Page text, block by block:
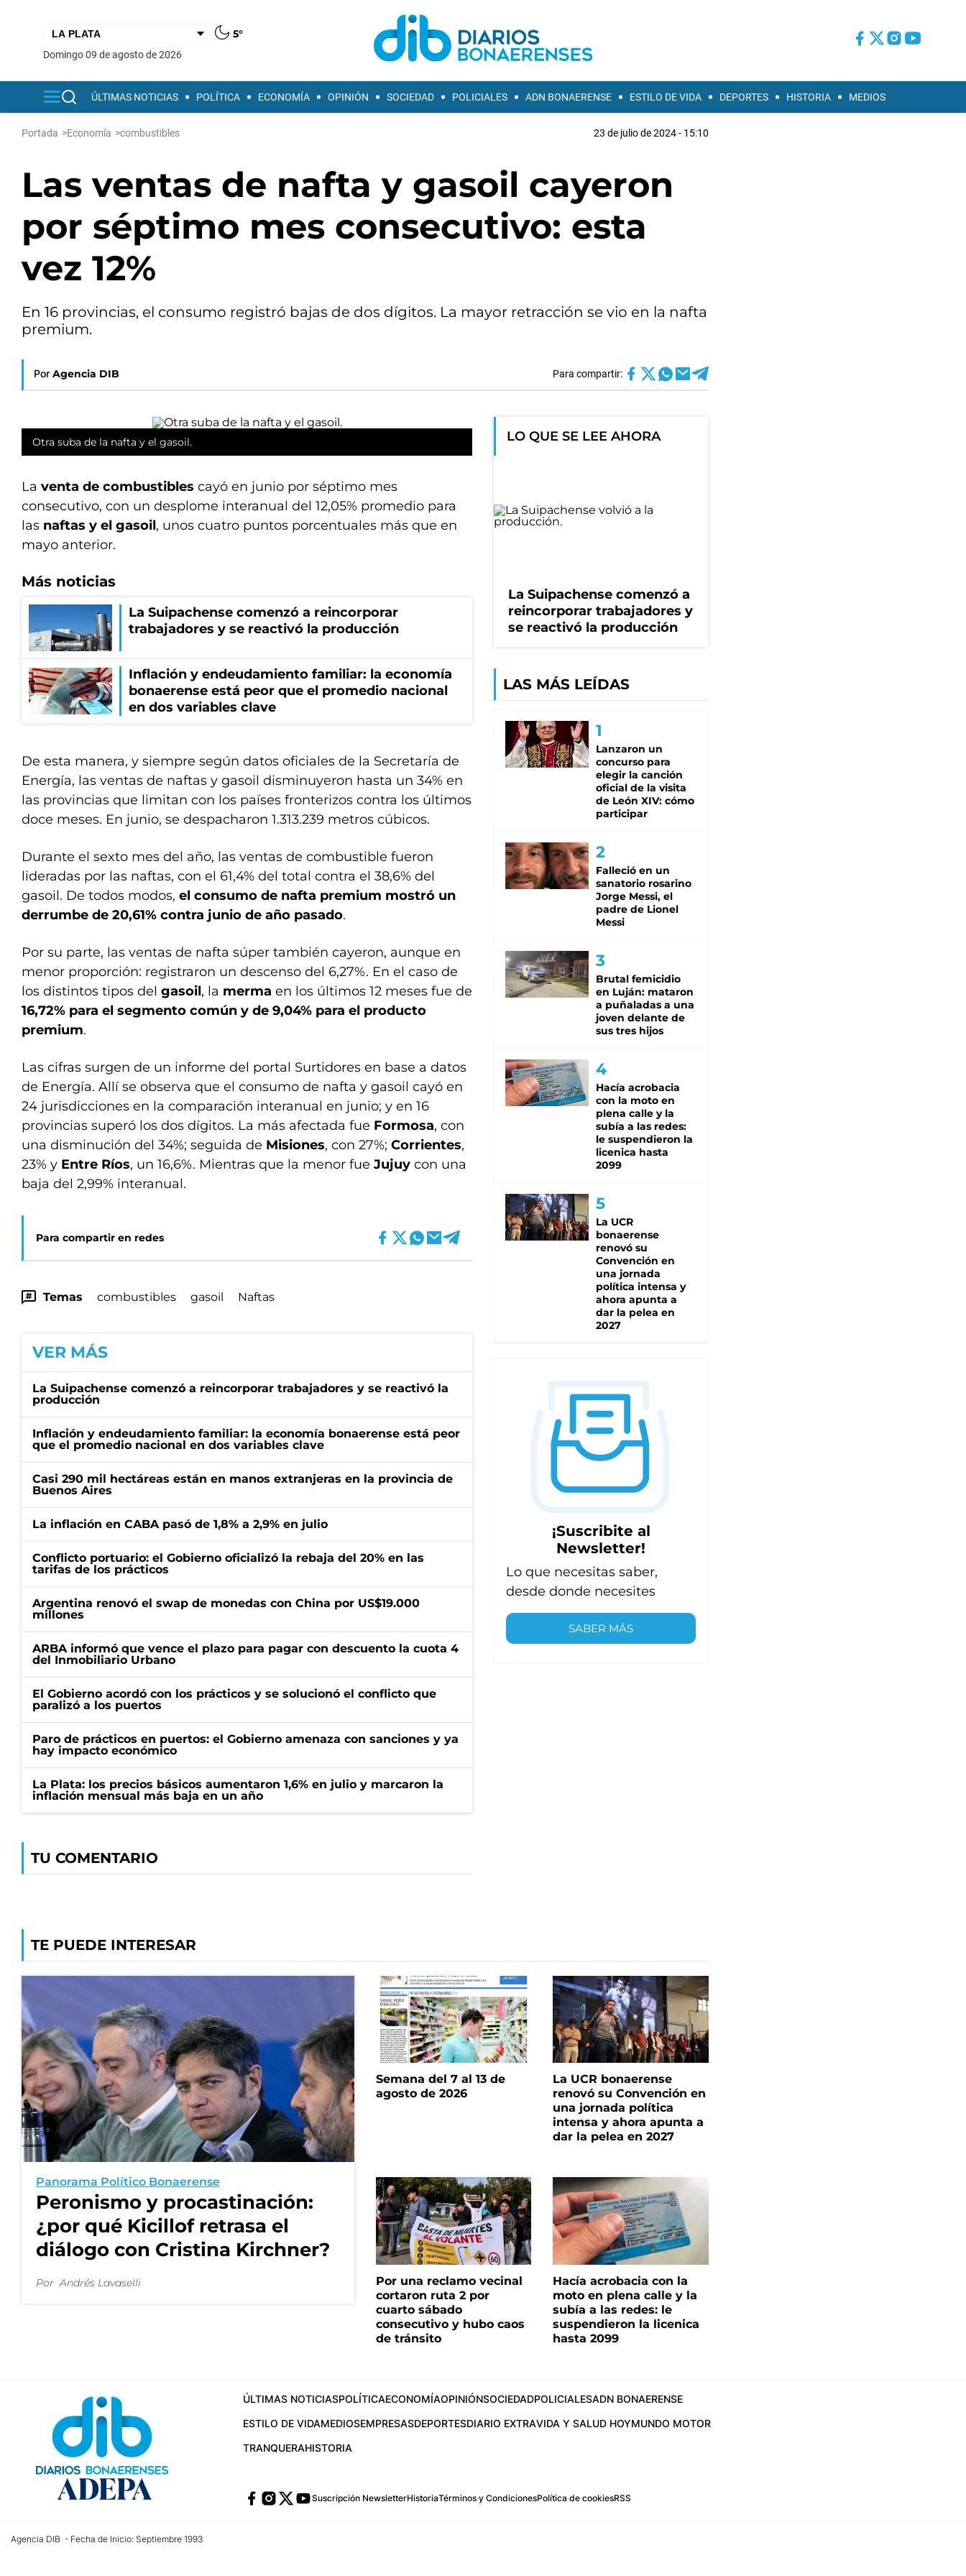
5°
domingo 09 de agosto de 2026
ÚLTIMAS NOTICIAS POLÍTICA ECONOMÍA OPINIÓN SOCIEDAD POLICIALES ADN BONAERENSE ESTILO DE VIDA DEPORTES HISTORIA MEDIOS
Portada >Economía >combustibles 23 de julio de 2024 - 15:10
Las ventas de nafta y gasoil cayeron
por séptimo mes consecutivo: esta
vez 12%
En 16 provincias, el consumo registró bajas de dos dígitos. La mayor retracción se vio en la nafta
premium.
Por Agencia DIB Para compartir:
Otra suba de la nafta y el gasoil.
La venta de combustibles cayó en junio por séptimo mes
consecutivo, con un desplome interanual del 12,05% promedio para
las naftas y el gasoil, unos cuatro puntos porcentuales más que en
mayo anterior.
Más noticias
La Suipachense comenzó a reincorporar
trabajadores y se reactivó la producción
Inflación y endeudamiento familiar: la economía
bonaerense está peor que el promedio nacional
en dos variables clave
De esta manera, y siempre según datos oficiales de la Secretaría de
Energía, las ventas de naftas y gasoil disminuyeron hasta un 34% en
las provincias que limitan con los países fronterizos contra los últimos
doce meses. En junio, se despacharon 1.313.239 metros cúbicos.
Durante el sexto mes del año, las ventas de combustible fueron
lideradas por las naftas, con el 61,4% del total contra el 38,6% del
gasoil. De todos modos, el consumo de nafta premium mostró un
derrumbe de 20,61% contra junio de año pasado.
Por su parte, las ventas de nafta súper también cayeron, aunque en
menor proporción: registraron un descenso del 6,27%. En el caso de
los distintos tipos del gasoil, la merma en los últimos 12 meses fue de
16,72% para el segmento común y de 9,04% para el producto
premium.
Las cifras surgen de un informe del portal Surtidores en base a datos
de Energía. Allí se observa que el consumo de nafta y gasoil cayó en
24 jurisdicciones en la comparación interanual en junio; y en 16
provincias superó los dos dígitos. La más afectada fue Formosa, con
una disminución del 34%; seguida de Misiones, con 27%; Corrientes,
23% y Entre Ríos, un 16,6%. Mientras que la menor fue Jujuy con una
baja del 2,99% interanual.
Para compartir en redes
Temas combustibles gasoil Naftas
VER MÁS
La Suipachense comenzó a reincorporar trabajadores y se reactivó la
producción
Inflación y endeudamiento familiar: la economía bonaerense está peor
que el promedio nacional en dos variables clave
Casi 290 mil hectáreas están en manos extranjeras en la provincia de
Buenos Aires
La inflación en CABA pasó de 1,8% a 2,9% en julio
Conflicto portuario: el Gobierno oficializó la rebaja del 20% en las
tarifas de los prácticos
Argentina renovó el swap de monedas con China por US$19.000
millones
ARBA informó que vence el plazo para pagar con descuento la cuota 4
del Inmobiliario Urbano
El Gobierno acordó con los prácticos y se solucionó el conflicto que
paralizó a los puertos
Paro de prácticos en puertos: el Gobierno amenaza con sanciones y ya
hay impacto económico
La Plata: los precios básicos aumentaron 1,6% en julio y marcaron la
inflación mensual más baja en un año
TU COMENTARIO
LO QUE SE LEE AHORA
La Suipachense comenzó a
reincorporar trabajadores y
se reactivó la producción
LAS MÁS LEÍDAS
Lanzaron un
concurso para
elegir la canción
oficial de la visita
de León XIV: cómo
participar
Falleció en un
sanatorio rosarino
Jorge Messi, el
padre de Lionel
Messi
Brutal femicidio
en Luján: mataron
a puñaladas a una
joven delante de
sus tres hijos
Hacía acrobacia
con la moto en
plena calle y la
subía a las redes:
le suspendieron la
licenica hasta
2099
La UCR
bonaerense
renovó su
Convención en
una jornada
política intensa y
ahora apunta a
dar la pelea en
2027
¡Suscribite al
Newsletter!
Lo que necesitas saber,
desde donde necesites
SABER MÁS
TE PUEDE INTERESAR
Panorama Político Bonaerense
Peronismo y procastinación:
¿por qué Kicillof retrasa el
diálogo con Cristina Kirchner?
Por Andrés Lavaselli
Semana del 7 al 13 de
agosto de 2026
La UCR bonaerense
renovó su Convención en
una jornada política
intensa y ahora apunta a
dar la pelea en 2027
Por una reclamo vecinal
cortaron ruta 2 por
cuarto sábado
consecutivo y hubo caos
de tránsito
Hacía acrobacia con la
moto en plena calle y la
subía a las redes: le
suspendieron la licenica
hasta 2099
ÚLTIMAS NOTICIASPOLÍTICAECONOMÍAOPINIÓNSOCIEDADPOLICIALESADN BONAERENSE
ESTILO DE VIDAMEDIOSEMPRESASDEPORTESDIARIO EXTRAVIDA Y SALUD HOYMUNDO MOTOR
TRANQUERAHISTORIA
Suscripción NewsletterHistoriaTérminos y CondicionesPolítica de cookiesRSS
Agencia DIB - Fecha de Inicio: Septiembre 1993